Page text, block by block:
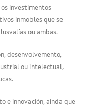
investimentos
inmobles que se
ou ambas.
desenvolvemento,
ou intelectual,
e innovación, aínda que